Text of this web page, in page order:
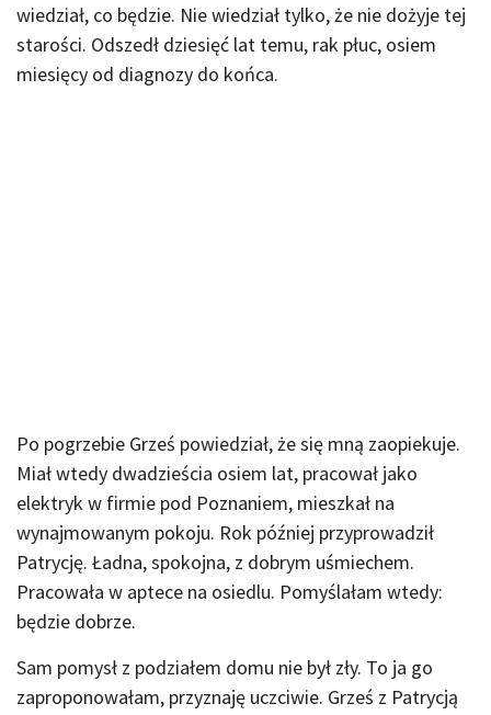
wiedział, co będzie. Nie wiedział tylko, że nie dożyje tej
starości. Odszedł dziesięć lat temu, rak płuc, osiem
miesięcy od diagnozy do końca.
Po pogrzebie Grześ powiedział, że się mną zaopiekuje.
Miał wtedy dwadzieścia osiem lat, pracował jako
elektryk w firmie pod Poznaniem, mieszkał na
wynajmowanym pokoju. Rok później przyprowadził
Patrycję. Ładna, spokojna, z dobrym uśmiechem.
Pracowała w aptece na osiedlu. Pomyślałam wtedy:
będzie dobrze.
Sam pomysł z podziałem domu nie był zły. To ja go
zaproponowałam, przyznaję uczciwie. Grześ z Patrycją